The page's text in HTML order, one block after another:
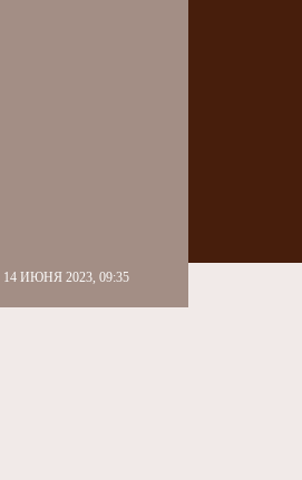
14 ИЮНЯ 2023, 09:35